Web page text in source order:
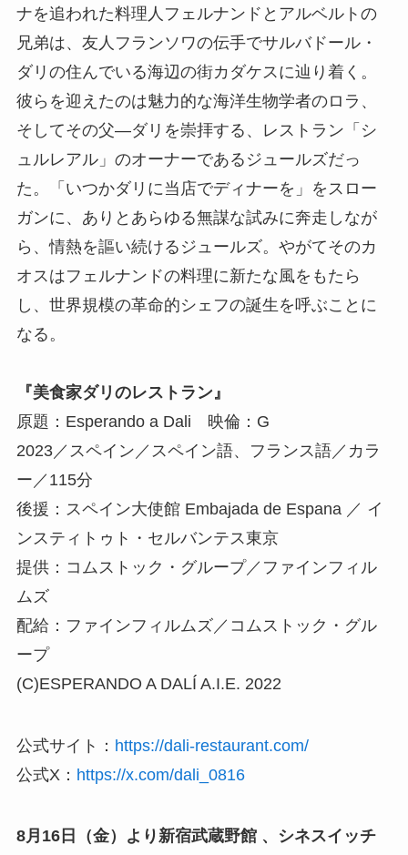
ナを追われた料理人フェルナンドとアルベルトの
兄弟は、友人フランソワの伝手でサルバドール・
ダリの住んでいる海辺の街カダケスに辿り着く。
彼らを迎えたのは魅力的な海洋生物学者のロラ、
そしてその父—ダリを崇拝する、レストラン「シ
ュルレアル」のオーナーであるジュールズだっ
た。「いつかダリに当店でディナーを」をスロー
ガンに、ありとあらゆる無謀な試みに奔走しなが
ら、情熱を謳い続けるジュールズ。やがてそのカ
オスはフェルナンドの料理に新たな風をもたら
し、世界規模の革命的シェフの誕生を呼ぶことに
なる。
『美食家ダリのレストラン』
原題：Esperando a Dali 映倫：G
2023／スペイン／スペイン語、フランス語／カラ
ー／115分
後援：スペイン大使館 Embajada de Espana ／ イ
ンスティトゥト・セルバンテス東京
提供：コムストック・グループ／ファインフィル
ムズ
配給：ファインフィルムズ／コムストック・グル
ープ
(C)ESPERANDO A DALÍ A.I.E. 2022
公式サイト： https://dali-restaurant.com/
公式X： https://x.com/dali_0816
8月16日（金）より新宿武蔵野館 、シネスイッチ